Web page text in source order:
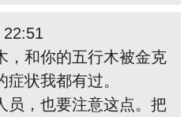
，和你的五行木被金克
状我都有过。
员，也要注意这点。把